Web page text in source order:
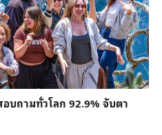
บถามทั่วโลก 92.9% จับตา